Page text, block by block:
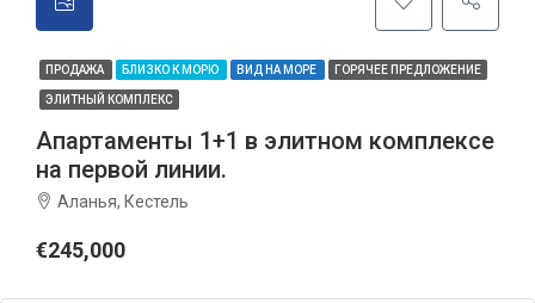
ПРОДАЖА БЛИЗКО К МОРЮ ВИД НА МОРЕ ГОРЯЧЕЕ ПРЕДЛОЖЕНИЕ
ЭЛИТНЫЙ КОМПЛЕКС
Апартаменты 1+1 в элитном комплексе
на первой линии.
Аланья, Кестель
€245,000